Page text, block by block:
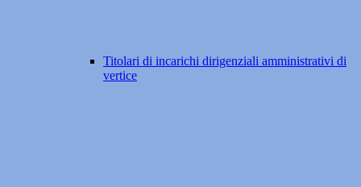
Titolari di incarichi dirigenziali amministrativi di
vertice